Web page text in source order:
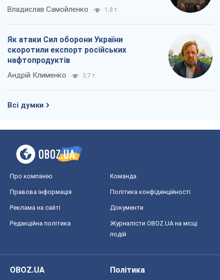
Владислав Самойленко 1,8 т.
Як атаки Сил оборони України
скоротили експорт російських
нафтопродуктів
Андрій Клименко 3,7 т.
Всі думки
Про компанію Команда
Правова інформація Політика конфіденційності
Реклама на сайті Документи
Редакційна політика
Журналісти OBOZ.UA на місці
подій
OBOZ.UA
Політика